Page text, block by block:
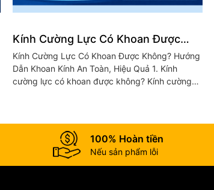
Kính Cường Lực Có Khoan Được
Không? Hướng Dẫn Khoan Kính An
Toàn, Hiệu Quả
Kính Cường Lực Có Khoan Được Không? Hướng
Dẫn Khoan Kính An Toàn, Hiệu Quả 1. Kính
cường lực có khoan được không? Kính cường
100% Hoàn tiền
Nếu sản phẩm lỗi